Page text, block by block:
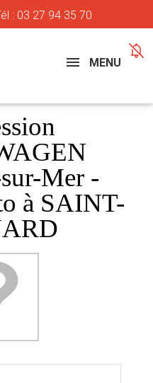
: 03 27 94 35 70
MENU
Mer -
à SAINT-